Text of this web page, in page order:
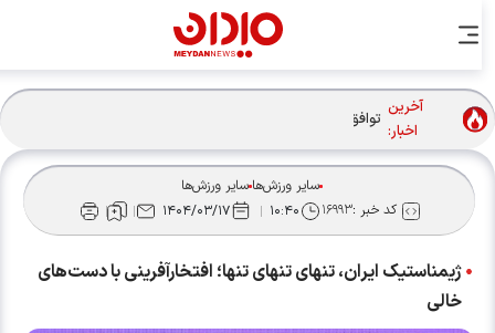
آخرین
اخبار:
توافق دنیامالی و همتای آذربایجانی برای گسترش همکاری‌های
ورزش ایران و جمهوری آذربایجان
سایر ورزش‌ها سایر ورزش‌ها
کد خبر :۱۶۹۹۳ ۱۰:۴۰ ۱۴۰۴/۰۳/۱۷
ژیمناستیک ایران، تنهای تنهای تنها؛ افتخارآفرینی با دست‌های
خالی